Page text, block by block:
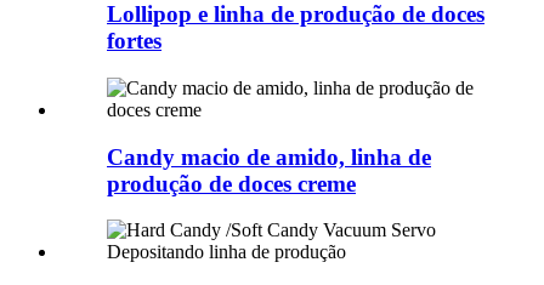
Lollipop e linha de produção de doces
fortes
Candy macio de amido, linha de
produção de doces creme